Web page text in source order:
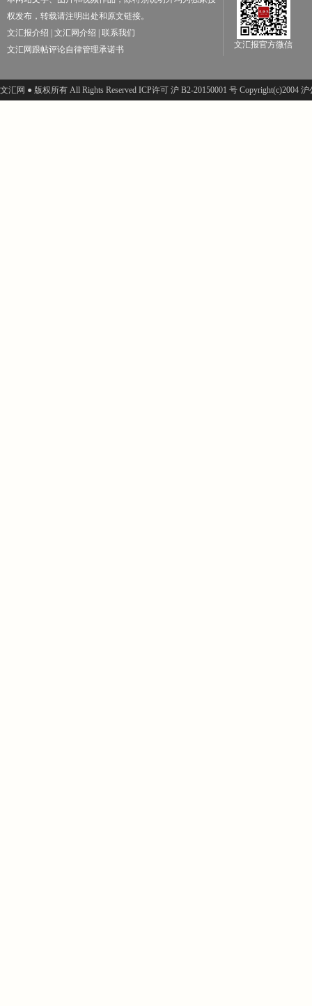
权发布，转载请注明出处和原文链接。
文汇报介绍
文汇网介绍
联系我们
文汇网跟帖评论自律管理承诺书
文汇报官方微信
文汇网 ● 版权所有 All Rights Reserved ICP许可 沪 B2-20150001 号 Copyright(c)2004